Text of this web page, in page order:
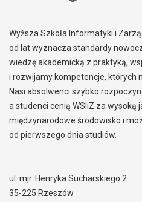
Wyższa Szkoła Informatyki i
od lat wyznacza standardy
wiedzę akademicką z praktyką,
i rozwijamy kompetencje, których
Nasi absolwenci szybko
a studenci cenią WSIiZ za wysoką
międzynarodowe środowisko i
od pierwszego dnia studiów.
ul. mjr. Henryka Sucharskiego 2
35-225 Rzeszów